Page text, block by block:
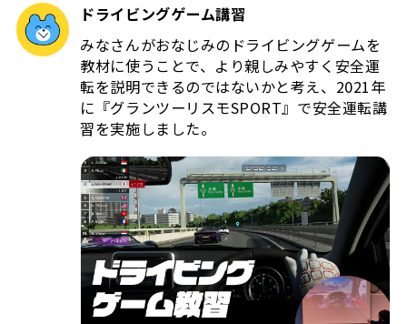
ドライビングゲーム講習
みなさんがおなじみのドライビングゲームを
教材に使うことで、より親しみやすく安全運
転を説明できるのではないかと考え、2021年
に『グランツーリスモSPORT』で安全運転講
習を実施しました。